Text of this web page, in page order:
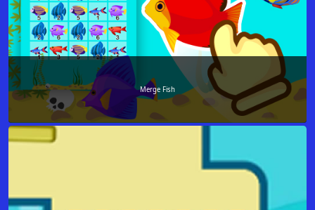
Merge Fish